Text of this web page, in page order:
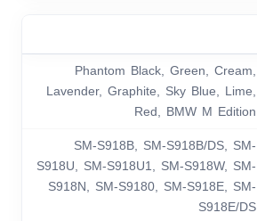
Phantom Black, Green, Cream,
Lavender, Graphite, Sky Blue, Lime,
Red, BMW M Edition
SM-S918B, SM-S918B/DS, SM-
S918U, SM-S918U1, SM-S918W, SM-
S918N, SM-S9180, SM-S918E, SM-
S918E/DS